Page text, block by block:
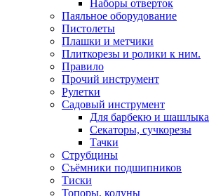
Наборы отверток
Паяльное оборудование
Пистолеты
Плашки и метчики
Плиткорезы и ролики к ним.
Правило
Прочий инструмент
Рулетки
Садовый инструмент
Для барбекю и шашлыка
Секаторы, сучкорезы
Тачки
Струбцины
Съёмники подшипников
Тиски
Топоры, колуны